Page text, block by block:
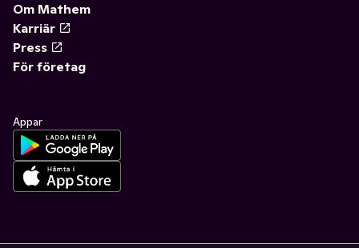
Om Mathem
Karriär
Press
För företag
Appar